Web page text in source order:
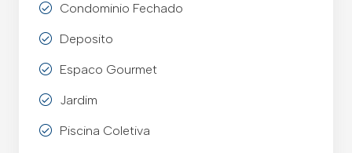
Condominio Fechado
Deposito
Espaco Gourmet
Jardim
Piscina Coletiva